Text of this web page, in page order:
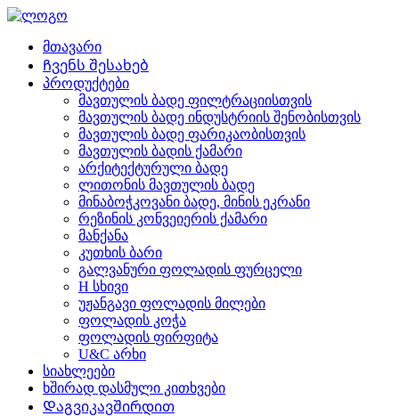
მთავარი
Ჩვენს შესახებ
პროდუქტები
მავთულის ბადე ფილტრაციისთვის
მავთულის ბადე ინდუსტრიის შენობისთვის
მავთულის ბადე ფარიკაობისთვის
მავთულის ბადის ქამარი
არქიტექტურული ბადე
ლითონის მავთულის ბადე
მინაბოჭკოვანი ბადე, მინის ეკრანი
რეზინის კონვეიერის ქამარი
მანქანა
კუთხის ბარი
გალვანური ფოლადის ფურცელი
H სხივი
უჟანგავი ფოლადის მილები
ფოლადის კოჭა
ფოლადის ფირფიტა
U&C არხი
სიახლეები
ხშირად დასმული კითხვები
Დაგვიკავშირდით